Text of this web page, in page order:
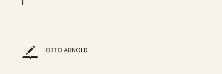
OTTO ARNOLD